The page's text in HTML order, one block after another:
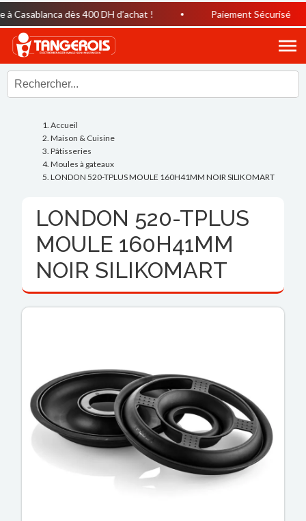
dès 400 DH d’achat ! Paiement Sécurisé
Accueil
Maison & Cuisine
Pâtisseries
Moules à gateaux
LONDON 520-TPLUS MOULE 160H41MM NOIR SILIKOMART
LONDON 520-TPLUS
MOULE 160H41MM
NOIR SILIKOMART